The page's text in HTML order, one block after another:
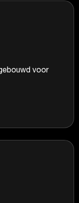
voor